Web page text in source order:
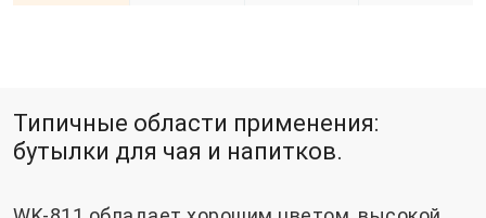
Типичные области применения:
бутылки для чая и напитков.